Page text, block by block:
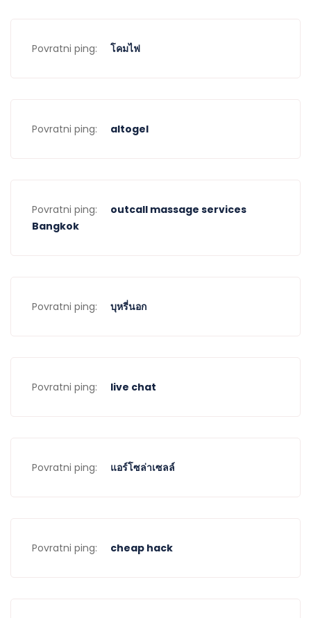
Povratni ping: โคมไฟ
Povratni ping: altogel
Povratni ping:
outcall massage services
Bangkok
Povratni ping: บุหรี่นอก
Povratni ping: live chat
Povratni ping: แอร์โซล่าเซลล์
Povratni ping: cheap hack